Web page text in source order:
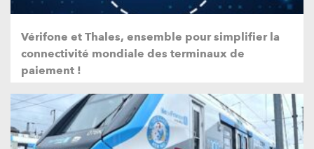
Vérifone et Thales, ensemble pour simplifier la
connectivité mondiale des terminaux de
paiement !